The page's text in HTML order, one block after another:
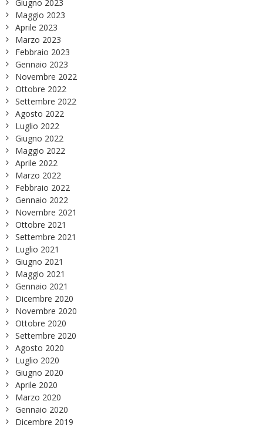
Giugno 2023
Maggio 2023
Aprile 2023
Marzo 2023
Febbraio 2023
Gennaio 2023
Novembre 2022
Ottobre 2022
Settembre 2022
Agosto 2022
Luglio 2022
Giugno 2022
Maggio 2022
Aprile 2022
Marzo 2022
Febbraio 2022
Gennaio 2022
Novembre 2021
Ottobre 2021
Settembre 2021
Luglio 2021
Giugno 2021
Maggio 2021
Gennaio 2021
Dicembre 2020
Novembre 2020
Ottobre 2020
Settembre 2020
Agosto 2020
Luglio 2020
Giugno 2020
Aprile 2020
Marzo 2020
Gennaio 2020
Dicembre 2019